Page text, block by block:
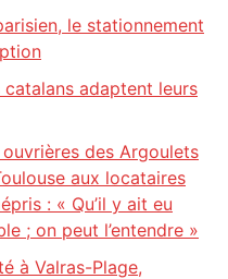
le stationnement
adaptent leurs
ouvrières des Argoulets
aux locataires
: « Qu’il y ait eu
; on peut l’entendre »
à Valras-Plage,